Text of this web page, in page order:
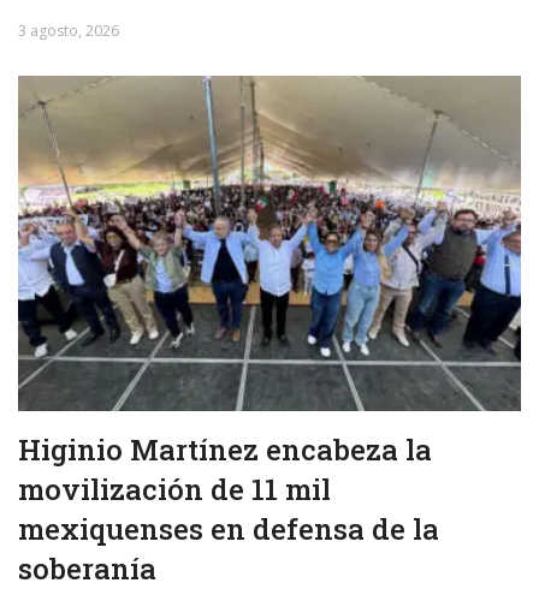
3 agosto, 2026
Higinio Martínez encabeza la
movilización de 11 mil
mexiquenses en defensa de la
soberanía